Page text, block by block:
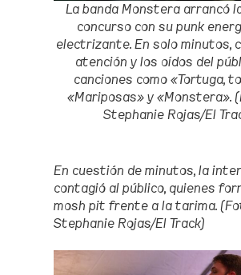
La banda Monstera arrancó
concurso con su punk
electrizante. En solo minutos,
atención y los oídos del
canciones como «Tortuga,
«Mariposas» y «Monstera».
Stephanie Rojas/El
En cuestión de minutos, la
contagió al público, quienes
mosh pit frente a la tarima.
Stephanie Rojas/El Track)